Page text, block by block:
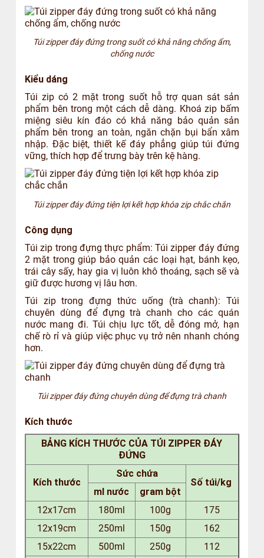
Túi zipper đáy đứng trong suốt có khả năng chống ẩm,
chống nước
Kiểu dáng
Túi zip có 2 mặt trong suốt hỗ trợ quan sát sản
phẩm bên trong một cách dễ dàng. Khoá zip bấm
miệng siêu kín đáo có khả năng bảo quản sản
phẩm bên trong an toàn, ngăn chặn bụi bẩn xâm
nhập. Đặc biệt, thiết kế đáy phẳng giúp túi đứng
vững, thích hợp để trưng bày trên kệ hàng.
Túi zipper đáy đứng tiện lợi kết hợp khóa zip chắc chắn
Công dụng
Túi zip trong đựng thực phẩm: Túi zipper đáy đứng
2 mặt trong giúp bảo quản các loại hạt, bánh kẹo,
trái cây sấy, hay gia vị luôn khô thoáng, sạch sẽ và
giữ được hương vị lâu hơn.
Túi zip trong đựng thức uống (trà chanh): Túi
chuyên dùng để đựng trà chanh cho các quán
nước mang đi. Túi chịu lực tốt, dễ đóng mở, hạn
chế rò rỉ và giúp việc phục vụ trở nên nhanh chóng
hơn.
Túi zipper đáy đứng chuyên dùng để đựng trà chanh
Kích thước
BẢNG KÍCH THƯỚC CỦA TÚI ZIPPER ĐÁY
ĐỨNG
Kích thước
Sức chứa
Số túi/kg
ml nước
gram bột
12x17cm
180ml 100g
175
12x19cm
250ml 150g
162
15x22cm
500ml 250g
112